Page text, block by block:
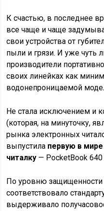
К счастью, в последнее
все чаще и чаще
свои устройства от
пыли и грязи. И уже чуть
производители
своих линейках как
водонепроницаемой
Не стала исключением и
(которая, на минуточку,
рынка электронных
выпустила первую в
читалку — PocketBook 640
По уровню защищенности
соответствовало
выдерживало